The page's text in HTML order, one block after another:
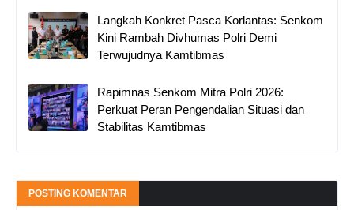
Langkah Konkret Pasca Korlantas: Senkom
Kini Rambah Divhumas Polri Demi
Terwujudnya Kamtibmas
Rapimnas Senkom Mitra Polri 2026:
Perkuat Peran Pengendalian Situasi dan
Stabilitas Kamtibmas
POSTING KOMENTAR